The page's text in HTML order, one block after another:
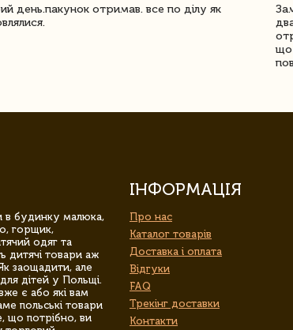
день.пакунок отримав. все по ділу як
що
в будинку малюка,
горщик,
одяг та
дитячі товари аж
заощадити, але
дітей у Польщі.
є або які вам
польські товари
що потрібно, ви
ІНФОРМАЦІЯ
Про нас
Каталог товарів
Доставка і оплата
Відгуки
FAQ
Трекінг доставки
Контакти